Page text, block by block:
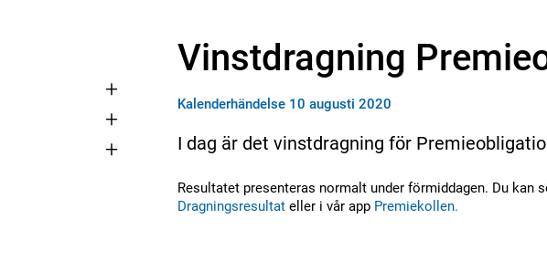
Vinstdragning
Kalenderhändelse 10 augusti 2020
I dag är det vinstdragning för
Resultatet presenteras normalt under förmiddagen. Du kan
Dragningsresultat eller i vår app Premiekollen.